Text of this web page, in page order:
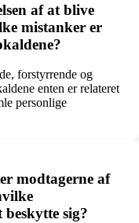
af at blive
mistanker er
forstyrrende og
enten er relateret
personlige
modtagerne af
sig?